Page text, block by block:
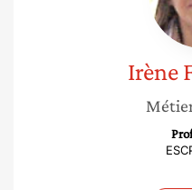
Irène